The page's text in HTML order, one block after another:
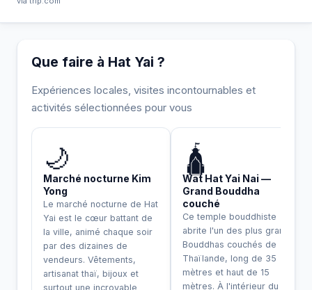
Que faire à Hat Yai ?
Expériences locales, visites incontournables et
activités sélectionnées pour vous
🌙
Marché nocturne Kim
Yong
Le marché nocturne de Hat
Yai est le cœur battant de
la ville, animé chaque soir
par des dizaines de
vendeurs. Vêtements,
artisanat thaï, bijoux et
surtout une incroyable
🛕
Wat Hat Yai Nai —
Grand Bouddha
couché
Ce temple bouddhiste
abrite l'un des plus grands
Bouddhas couchés de
Thaïlande, long de 35
mètres et haut de 15
mètres. À l'intérieur du